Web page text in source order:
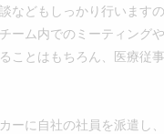
どもしっかり行いますの
ーム内でのミーティング
ことはもちろん、医療従
ーに自社の社員を派遣し